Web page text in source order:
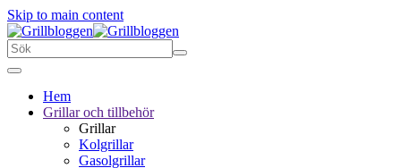
Skip to main content
Hem
Grillar och tillbehör
Grillar
Kolgrillar
Gasolgrillar